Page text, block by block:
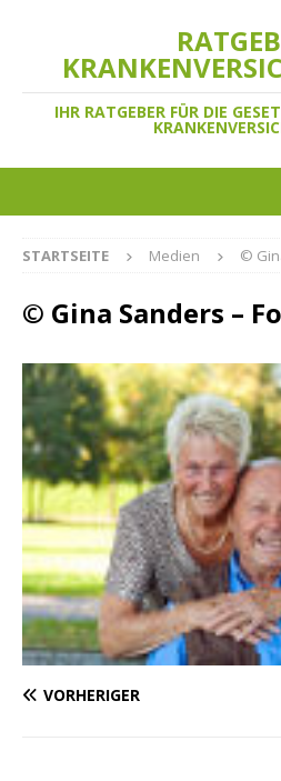
IHR RATGEBER FÜR DIE
STARTSEITE Medien ©
© Gina Sanders –
VORHERIGER